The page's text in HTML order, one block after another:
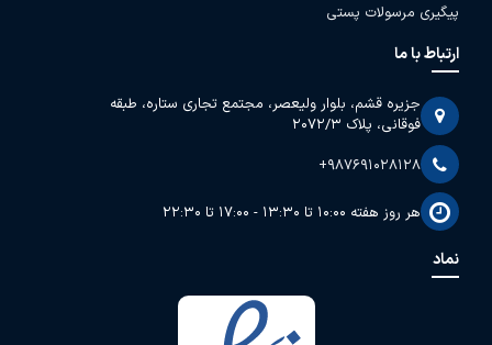
پیگیری مرسولات پستی
ارتباط با ما
جزیره قشم، بلوار ولیعصر، مجتمع تجاری ستاره، طبقه
فوقانی، پلاک 2072/3
+987691028128
هر روز هفته 10:00 تا 13:30 - 17:00 تا 22:30
نماد